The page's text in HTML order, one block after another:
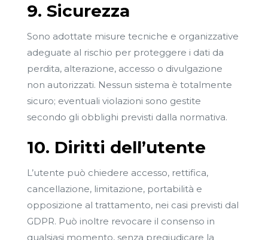
9. Sicurezza
Sono adottate misure tecniche e organizzative
adeguate al rischio per proteggere i dati da
perdita, alterazione, accesso o divulgazione
non autorizzati. Nessun sistema è totalmente
sicuro; eventuali violazioni sono gestite
secondo gli obblighi previsti dalla normativa.
10. Diritti dell’utente
L’utente può chiedere accesso, rettifica,
cancellazione, limitazione, portabilità e
opposizione al trattamento, nei casi previsti dal
GDPR. Può inoltre revocare il consenso in
qualsiasi momento, senza pregiudicare la